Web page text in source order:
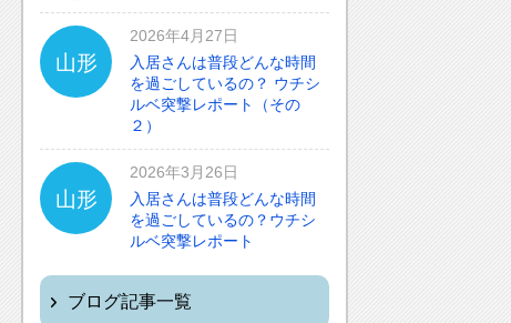
山形
2026年4月27日
入居さんは普段どんな時間
を過ごしているの？ ウチシ
ルベ突撃レポート（その
２）
山形
2026年3月26日
入居さんは普段どんな時間
を過ごしているの？ウチシ
ルベ突撃レポート
ブログ記事一覧